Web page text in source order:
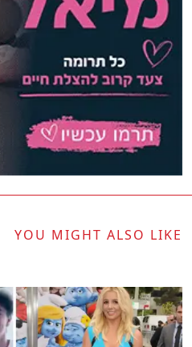
YOU MIGHT ALSO LIKE